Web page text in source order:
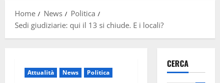
Home News
Politica
Sedi giudiziarie: qui il 13 si chiude. E i locali?
Attualità News Politica
CERCA